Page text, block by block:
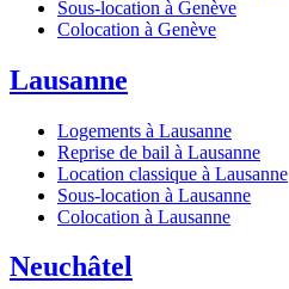
Sous-location à Genève
Colocation à Genève
Lausanne
Logements à Lausanne
Reprise de bail à Lausanne
Location classique à Lausanne
Sous-location à Lausanne
Colocation à Lausanne
Neuchâtel